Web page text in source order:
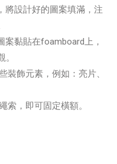
將設計好的圖案填滿，注
案黏貼在foamboard上，
裝飾元素，例如：亮片、
索，即可固定橫額。